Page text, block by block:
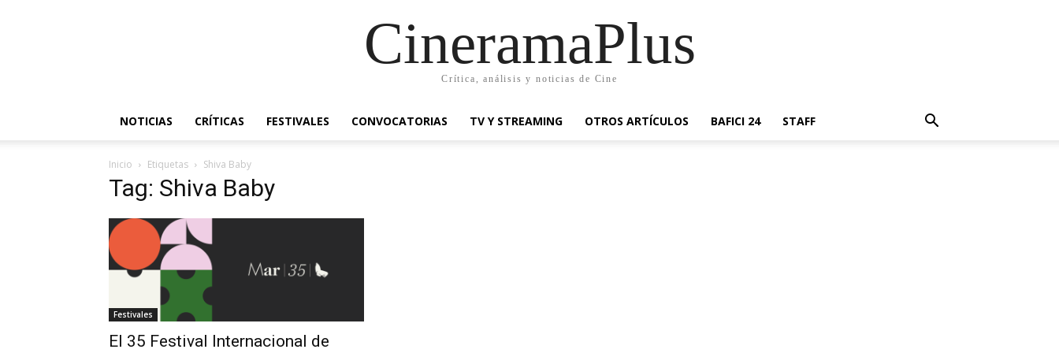
CineramaPlus
Crítica, análisis y noticias de Cine
NOTICIAS CRÍTICAS FESTIVALES CONVOCATORIAS TV Y STREAMING OTROS ARTÍCULOS BAFICI 24 STAFF
Inicio Etiquetas Shiva Baby
Tag: Shiva Baby
Festivales
El 35 Festival Internacional de